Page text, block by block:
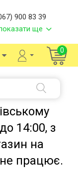
900 83 39
ще
0
14:00, з
на
не працює.